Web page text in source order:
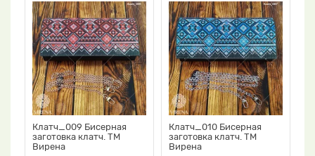
Клатч_009 Бисерная
заготовка клатч. ТМ
Вирена
Клатч_010 Бисерная
заготовка клатч. ТМ
Вирена